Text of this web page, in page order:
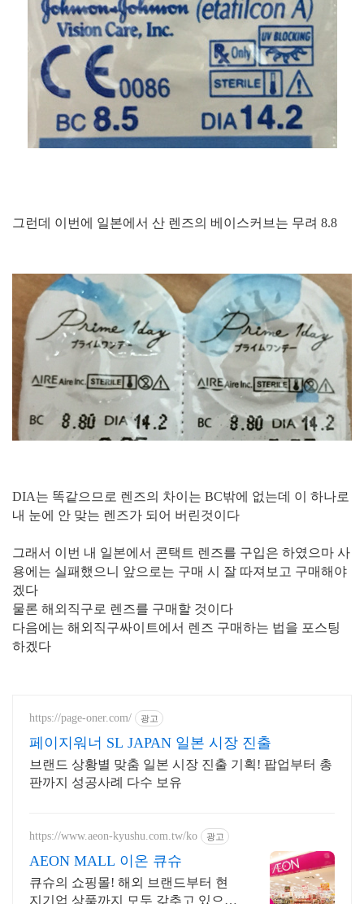
그런데 이번에 일본에서 산 렌즈의 베이스커브는 무려 8.8
DIA는 똑같으므로 렌즈의 차이는 BC밖에 없는데 이 하나로
내 눈에 안 맞는 렌즈가 되어 버린것이다
그래서 이번 내 일본에서 콘택트 렌즈를 구입은 하였으마 사
용에는 실패했으니 앞으로는 구매 시 잘 따져보고 구매해야
겠다
물론 해외직구로 렌즈를 구매할 것이다
다음에는 해외직구싸이트에서 렌즈 구매하는 법을 포스팅
하겠다
https://page-oner.com/ 광고
페이지워너 SL JAPAN 일본 시장 진출
브랜드 상황별 맞춤 일본 시장 진출 기획! 팝업부터 총
판까지 성공사례 다수 보유
https://www.aeon-kyushu.com.tw/ko 광고
AEON MALL 이온 큐슈
큐슈의 쇼핑몰! 해외 브랜드부터 현
지기업 상품까지 모두 갖추고 있으며